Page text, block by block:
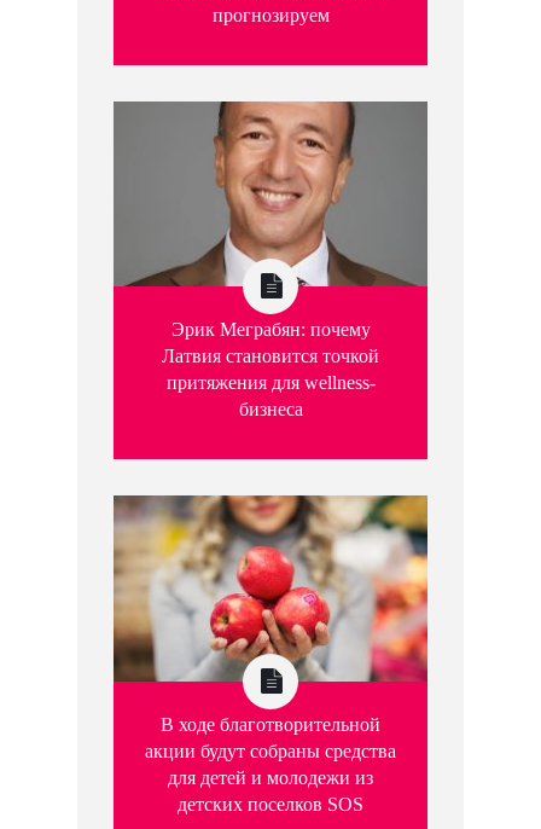
прогнозируем
Эрик Меграбян: почему
Латвия становится точкой
притяжения для wellness-
бизнеса
В ходе благотворительной
акции будут собраны средства
для детей и молодежи из
детских поселков SOS